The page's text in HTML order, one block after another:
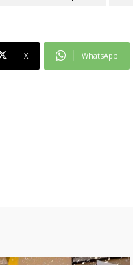
X WhatsApp